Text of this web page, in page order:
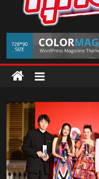
บำรุงราษฎร์ ยกระดับศูนย์เว
รวม ตอบรับเทรนด์ Active
บีโอไอผนึกพันธมิตรจัด
ไทยสู่ฐานผลิตเทคโนโลยีขั้นสูง
AllNews